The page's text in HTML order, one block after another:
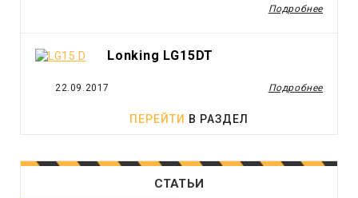
Подробнее
Lonking LG15DT
22.09.2017 Подробнее
ПЕРЕЙТИ В РАЗДЕЛ
СТАТЬИ